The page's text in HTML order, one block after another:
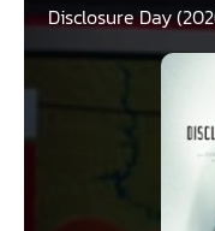
Disclosure Day